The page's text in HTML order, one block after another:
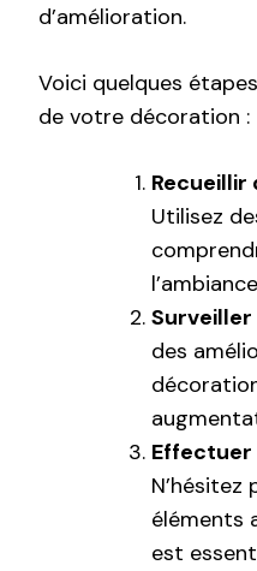
d’amélioration.
Voici quelques
de votre décoration :
Recueillir
Utilisez
des
N’hésitez
éléments
est